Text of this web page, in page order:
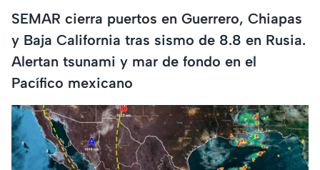
SEMAR cierra puertos en Guerrero, Chiapas
y Baja California tras sismo de 8.8 en Rusia.
Alertan tsunami y mar de fondo en el
Pacífico mexicano